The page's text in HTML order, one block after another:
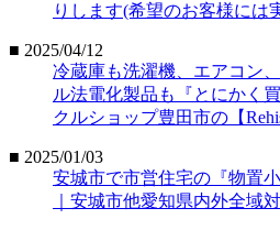
りします(希望のお客様には
■ 2025/04/12
冷蔵庫も洗濯機、エアコン
ル法電化製品も『とにかく
クルショップ豊田市の【
■ 2025/01/03
安城市で市営住宅の『物置
｜安城市他愛知県内外全域